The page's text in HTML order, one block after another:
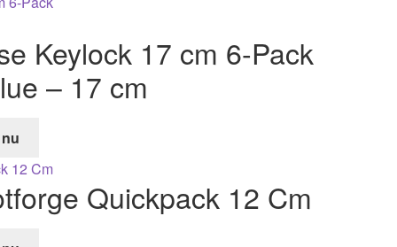
Keylock 17 cm 6-Pack
– 17 cm
Quickpack 12 Cm